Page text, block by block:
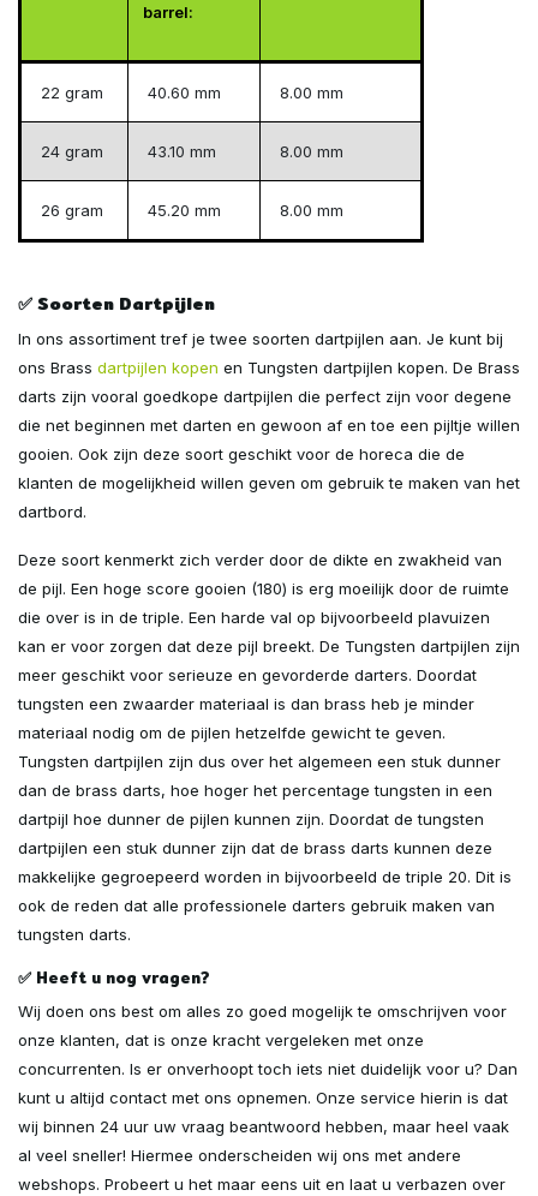
barrel:
22 gram 40.60 mm 8.00 mm
24 gram 43.10 mm 8.00 mm
26 gram 45.20 mm 8.00 mm
✅ Soorten Dartpijlen
In ons assortiment tref je twee soorten dartpijlen aan. Je kunt bij
ons Brass dartpijlen kopen en Tungsten dartpijlen kopen. De Brass
darts zijn vooral goedkope dartpijlen die perfect zijn voor degene
die net beginnen met darten en gewoon af en toe een pijltje willen
gooien. Ook zijn deze soort geschikt voor de horeca die de
klanten de mogelijkheid willen geven om gebruik te maken van het
dartbord.
Deze soort kenmerkt zich verder door de dikte en zwakheid van
de pijl. Een hoge score gooien (180) is erg moeilijk door de ruimte
die over is in de triple. Een harde val op bijvoorbeeld plavuizen
kan er voor zorgen dat deze pijl breekt. De Tungsten dartpijlen zijn
meer geschikt voor serieuze en gevorderde darters. Doordat
tungsten een zwaarder materiaal is dan brass heb je minder
materiaal nodig om de pijlen hetzelfde gewicht te geven.
Tungsten dartpijlen zijn dus over het algemeen een stuk dunner
dan de brass darts, hoe hoger het percentage tungsten in een
dartpijl hoe dunner de pijlen kunnen zijn. Doordat de tungsten
dartpijlen een stuk dunner zijn dat de brass darts kunnen deze
makkelijke gegroepeerd worden in bijvoorbeeld de triple 20. Dit is
ook de reden dat alle professionele darters gebruik maken van
tungsten darts.
✅ Heeft u nog vragen?
Wij doen ons best om alles zo goed mogelijk te omschrijven voor
onze klanten, dat is onze kracht vergeleken met onze
concurrenten. Is er onverhoopt toch iets niet duidelijk voor u? Dan
kunt u altijd contact met ons opnemen. Onze service hierin is dat
wij binnen 24 uur uw vraag beantwoord hebben, maar heel vaak
al veel sneller! Hiermee onderscheiden wij ons met andere
webshops. Probeert u het maar eens uit en laat u verbazen over